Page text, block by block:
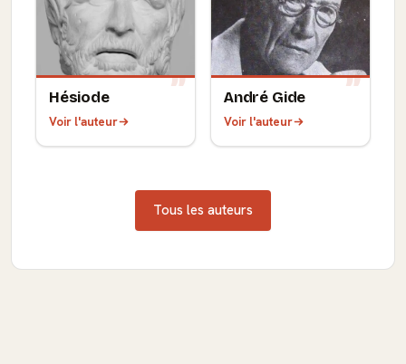
Hésiode
Voir l'auteur
André Gide
Voir l'auteur
Tous les auteurs